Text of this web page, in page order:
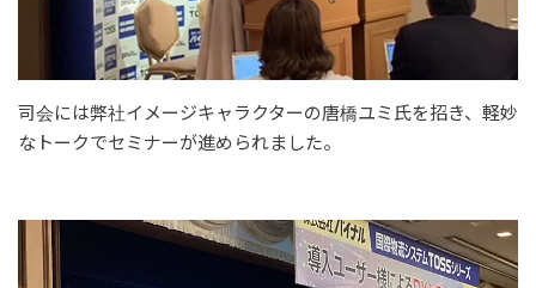
司会には弊社イメージキャラクターの唐橋ユミ氏を招き、軽妙
なトークでセミナーが進められました。